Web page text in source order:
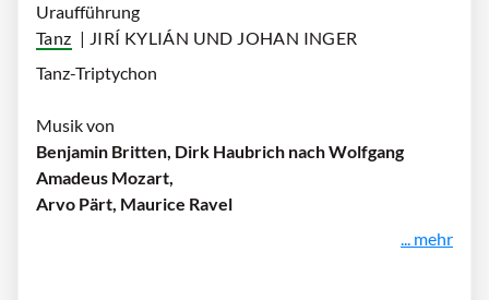
Uraufführung
Tanz | JIRÍ KYLIÁN UND JOHAN INGER
Tanz-Triptychon
Musik von
Benjamin Britten, Dirk Haubrich nach Wolfgang
Amadeus Mozart,
Arvo Pärt, Maurice Ravel
... mehr